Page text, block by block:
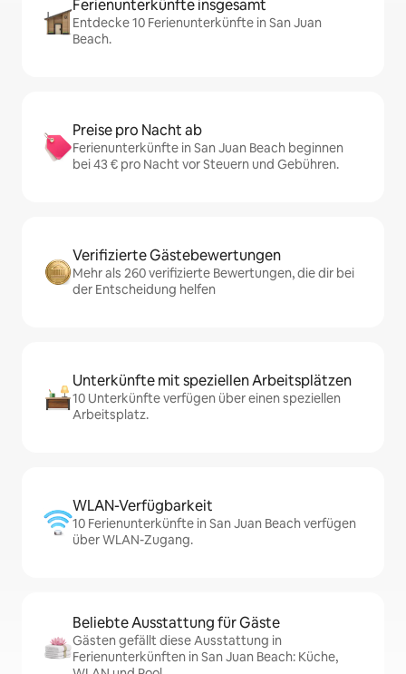
Ferienunterkünfte insgesamt
Entdecke 10 Ferienunterkünfte in San Juan
Beach.
Preise pro Nacht ab
Ferienunterkünfte in San Juan Beach beginnen
bei 43 € pro Nacht vor Steuern und Gebühren.
Verifizierte Gästebewertungen
Mehr als 260 verifizierte Bewertungen, die dir bei
der Entscheidung helfen
Unterkünfte mit speziellen Arbeitsplätzen
10 Unterkünfte verfügen über einen speziellen
Arbeitsplatz.
WLAN-Verfügbarkeit
10 Ferienunterkünfte in San Juan Beach verfügen
über WLAN-Zugang.
Beliebte Ausstattung für Gäste
Gästen gefällt diese Ausstattung in
Ferienunterkünften in San Juan Beach: Küche,